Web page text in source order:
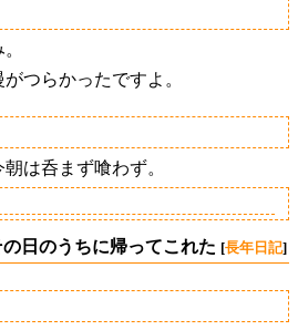
つらかったですよ。
は呑まず喰わず。
日のうちに帰ってこれた [長年日記]